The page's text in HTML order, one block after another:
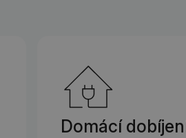
Domácí